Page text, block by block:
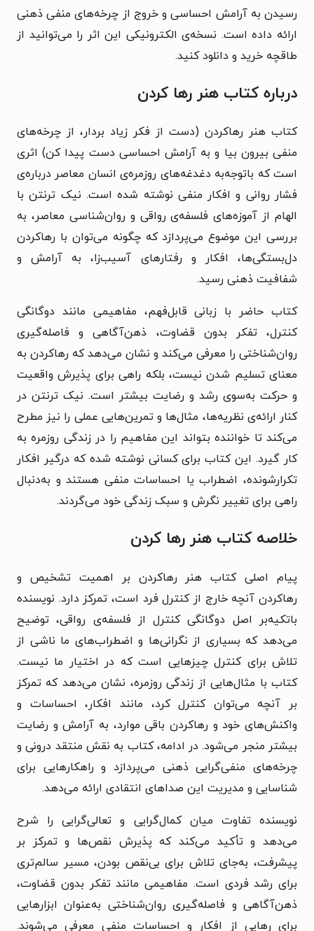
رسیدن به آرامش احساسی و خروج از چرخه‌های منفی ذهنی
ارائه داده است. نسخه‌ی الکترونیکی این اثر را می‌توانید از
طاقچه خرید و دانلود کنید.
درباره کتاب هنر رها کردن
کتاب هنر رهاکردن (دست از فکر زیاد بردار، از چرخه‌های
منفی بیرون بیا و به آرامش احساسی دست پیدا کن) اثری
است که باتوجه‌به دغدغه‌های روزمره‌ی انسان معاصر درباره‌ی
فشار روانی و افکار منفی نوشته شده است. نیک ترنتن با
الهام از آموزه‌های فلسفه‌ی رواقی و روان‌شناسی معاصر، به
بررسی این موضوع می‌پردازد که چگونه می‌توان با رهاکردن
دل‌بستگی‌ها، افکار و رفتارهای آسیب‌زا، به آرامش و
شفافیت ذهنی رسید.
کتاب حاضر با زبانی قابل‌فهم، مفاهیمی مانند دوگانگی
کنترل، تفکر بدون قضاوت، ذهن‌آگاهی و فاصله‌گیری
روان‌شناختی را معرفی می‌کند و نشان می‌دهد که رهاکردن به
معنای تسلیم شدن نیست، بلکه راهی برای پذیرش واقعیت
و حرکت به‌سوی رشد و رضایت بیشتر است. نیک ترنتن در
کنار ارائه‌ی نظریه‌ها، مثال‌ها و تمرین‌هایی عملی را نیز مطرح
می‌کند تا خواننده بتواند این مفاهیم را در زندگی روزمره به
کار گیرد. این کتاب برای کسانی نوشته شده که درگیر افکار
تکرارشونده، اضطراب یا احساسات منفی هستند و به‌دنبال
راهی برای تغییر نگرش و سبک زندگی خود می‌گردند.
خلاصه کتاب هنر رها کردن
پیام اصلی کتاب هنر رهاکردن بر اهمیت تشخیص و
رهاکردن آنچه خارج از کنترل فرد است، تمرکز دارد. نویسنده
باتکیه‌بر اصل دوگانگی کنترل از فلسفه‌ی رواقی، توضیح
می‌دهد که بسیاری از نگرانی‌ها و اضطراب‌های ما ناشی از
تلاش برای کنترل چیزهایی است که در اختیار ما نیست.
کتاب با مثال‌هایی از زندگی روزمره، نشان می‌دهد که تمرکز
بر آنچه می‌توان کنترل کرد، مانند افکار، احساسات و
واکنش‌های خود و رهاکردن باقی موارد، به آرامش و رضایت
بیشتر منجر می‌شود. در ادامه، کتاب به نقش منتقد درونی و
چرخه‌های منفی‌گرایی ذهنی می‌پردازد و راهکارهایی برای
شناسایی و مدیریت این صداهای انتقادی ارائه می‌دهد.
نویسنده تفاوت میان کمال‌گرایی و تعالی‌گرایی را شرح
می‌دهد و تأکید می‌کند که پذیرش نقص‌ها و تمرکز بر
پیشرفت، به‌جای تلاش برای بی‌نقص بودن، مسیر سالم‌تری
برای رشد فردی است. مفاهیمی مانند تفکر بدون قضاوت،
ذهن‌آگاهی و فاصله‌گیری روان‌شناختی به‌عنوان ابزارهایی
برای رهایی از افکار و احساسات منفی معرفی می‌شوند.